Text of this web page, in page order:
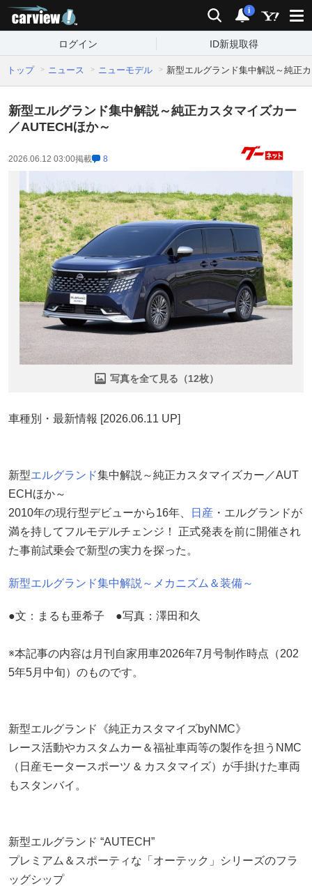
検索 通知
i
ログイン ID新規取得
トップ ニュース ニューモデル 新型エルグランド集中解説～純正
新型エルグランド集中解説～純正カスタマイズカー
／AUTECHほか～
2026.06.12 03:00掲載 8
写真を全て見る（12枚）
車種別・最新情報 [2026.06.11 UP]
新型エルグランド集中解説～純正カスタマイズカー／AUT
ECHほか～
2010年の現行型デビューから16年、
日産 ・エルグランドが
満を持してフルモデルチェンジ！ 正式発表を前に開催され
た事前試乗会で新型の実力を探った。
新型エルグランド集中解説～メカニズム＆装備～
●文：まるも亜希子 ●写真：澤田和久
※本記事の内容は月刊自家用車2026年7月号制作時点（202
5年5月中旬）のものです。
新型エルグランド《純正カスタマイズbyNMC》
レース活動やカスタムカー＆福祉車両等の製作を担うNMC
（日産モータースポーツ & カスタマイズ）が手掛けた車両
もスタンバイ。
新型エルグランド “AUTECH”
プレミアム＆スポーティな「オーテック」シリーズのフラ
ッグシップ